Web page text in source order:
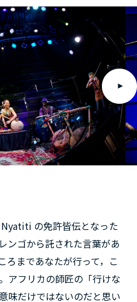
の免許皆伝となった
ンゴから託された言葉があ
ろまであなたが行って，こ
アフリカの師匠の「行けな
味だけではないのだと思い